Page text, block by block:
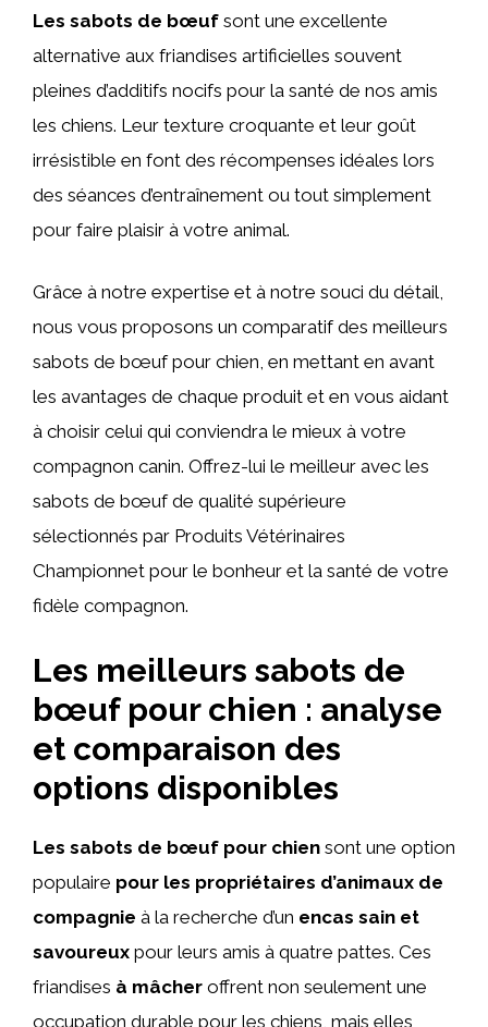
Les sabots de bœuf sont une excellente
alternative aux friandises artificielles souvent
pleines d’additifs nocifs pour la santé de nos amis
les chiens. Leur texture croquante et leur goût
irrésistible en font des récompenses idéales lors
des séances d’entraînement ou tout simplement
pour faire plaisir à votre animal.
Grâce à notre expertise et à notre souci du détail,
nous vous proposons un comparatif des meilleurs
sabots de bœuf pour chien, en mettant en avant
les avantages de chaque produit et en vous aidant
à choisir celui qui conviendra le mieux à votre
compagnon canin. Offrez-lui le meilleur avec les
sabots de bœuf de qualité supérieure
sélectionnés par Produits Vétérinaires
Championnet pour le bonheur et la santé de votre
fidèle compagnon.
Les meilleurs sabots de
bœuf pour chien : analyse
et comparaison des
options disponibles
Les sabots de bœuf pour chien sont une option
populaire pour les propriétaires d’animaux de
compagnie à la recherche d’un encas sain et
savoureux pour leurs amis à quatre pattes. Ces
friandises à mâcher offrent non seulement une
occupation durable pour les chiens, mais elles